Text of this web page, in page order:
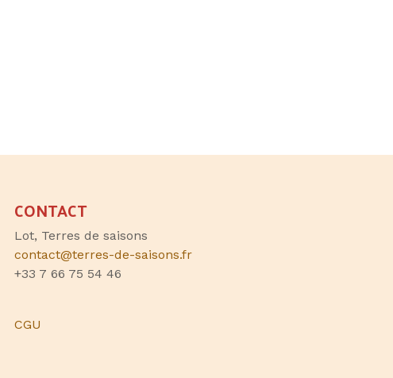
CONTACT
Lot, Terres de saisons
contact@terres-de-saisons.fr
+33 7 66 75 54 46
CGU